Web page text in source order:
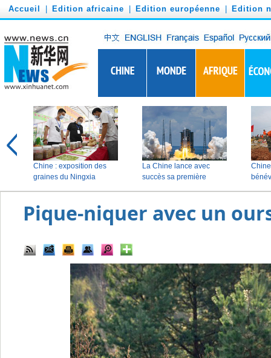
Accueil Edition africaine Edition européenne Edition
Pique-niquer avec un